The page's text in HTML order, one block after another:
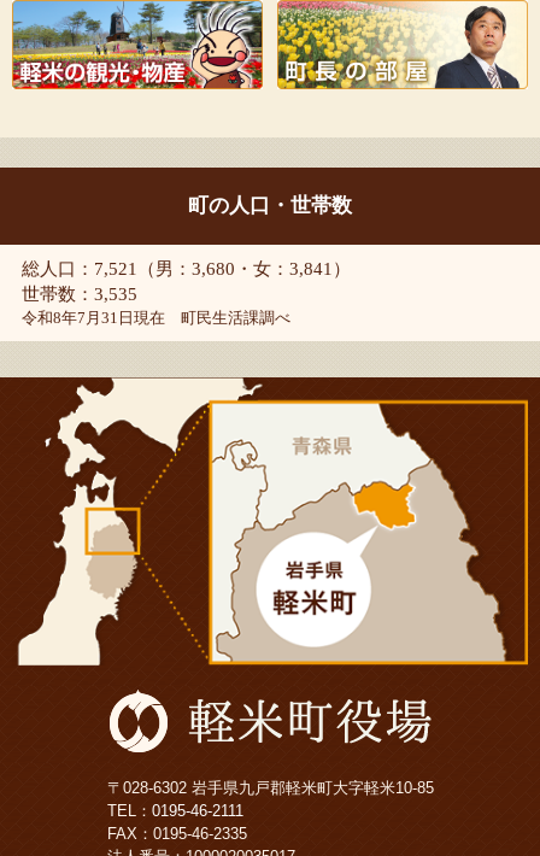
町の人口・世帯数
総人口：7,521（男：3,680・女：3,841）
世帯数：3,535
令和8年7月31日現在 町民生活課調べ
〒028-6302 岩手県九戸郡軽米町大字軽米10-85
TEL： 0195-46-2111
FAX：0195-46-2335